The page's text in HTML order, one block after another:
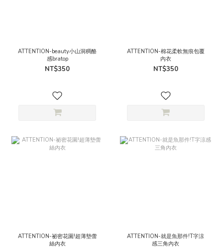
ATTENTION-beauty小山洞稠酪
感bratop
NT$350
ATTENTION-棉花柔軟無痕包覆
內衣
NT$350
ATTENTION-祕密花園!超薄墊蕾
絲內衣
ATTENTION-就是魚那件!T字涼
感三角內衣